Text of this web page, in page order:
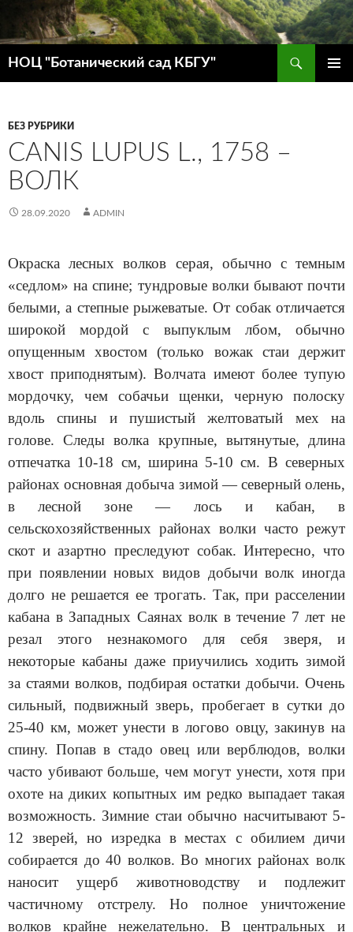
НОЦ "Ботанический сад КБГУ"
БЕЗ РУБРИКИ
CANIS LUPUS L., 1758 –
ВОЛК
28.09.2020 ADMIN
Окраска лесных волков серая, обычно с темным
«седлом» на спине; тундровые волки бывают почти
белыми, а степные рыжеватые. От собак отличается
широкой мордой с выпуклым лбом, обычно
опущенным хвостом (только вожак стаи держит
хвост приподнятым). Волчата имеют более тупую
мордочку, чем собачьи щенки, черную полоску
вдоль спины и пушистый желтоватый мех на
голове. Следы волка крупные, вытянутые, длина
отпечатка 10-18 см, ширина 5-10 см. В северных
районах основная добыча зимой — северный олень,
в лесной зоне — лось и кабан, в
сельскохозяйственных районах волки часто режут
скот и азартно преследуют собак. Интересно, что
при появлении новых видов добычи волк иногда
долго не решается ее трогать. Так, при расселении
кабана в Западных Саянах волк в течение 7 лет не
резал этого незнакомого для себя зверя, и
некоторые кабаны даже приучились ходить зимой
за стаями волков, подбирая остатки добычи. Очень
сильный, подвижный зверь, пробегает в сутки до
25-40 км, может унести в логово овцу, закинув на
спину. Попав в стадо овец или верблюдов, волки
часто убивают больше, чем могут унести, хотя при
охоте на диких копытных им редко выпадает такая
возможность. Зимние стаи обычно насчитывают 5-
12 зверей, но изредка в местах с обилием дичи
собирается до 40 волков.Во многих районах волк
наносит ущерб животноводству и подлежит
частичному отстрелу. Но полное уничтожение
волков крайне нежелательно. В центральных и